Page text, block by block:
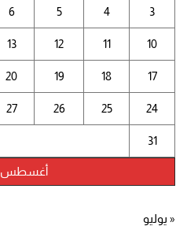
أغسطس 2026
3
4
5
6
10
11
12
13
17
18
19
20
24
25
26
27
31
« يوليو